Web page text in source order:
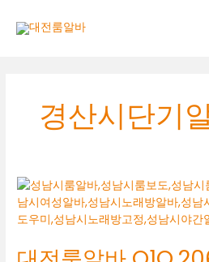
경산시단기